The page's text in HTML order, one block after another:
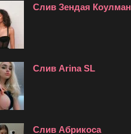
Слив Зендая Коулман
Слив Arina SL
Слив Абрикоса